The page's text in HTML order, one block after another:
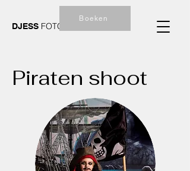
DJESS FOTOGRAFIE
Boeken
Piraten shoot